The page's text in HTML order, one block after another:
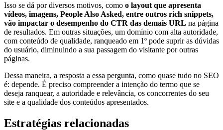
Isso se dá por diversos motivos, como o layout que apresenta
vídeos, imagens, People Also Asked, entre outros rich snippets,
vão impactar o desempenho do CTR das demais URL na página
de resultados. Em outras situações, um domínio com alta autoridade,
com conteúdo de qualidade, ranqueado em 1º pode suprir as dúvidas
do usuário, diminuindo a sua passagem do visitante por outras
páginas.
Dessa maneira, a resposta a essa pergunta, como quase tudo no SEO
é: depende. É preciso compreender a intenção do termo que se
deseja ranquear, a autoridade e relevância, os concorrentes do seu
site e a qualidade dos conteúdos apresentados.
Estratégias relacionadas